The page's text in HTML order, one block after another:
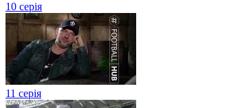
10 серія
11 серія